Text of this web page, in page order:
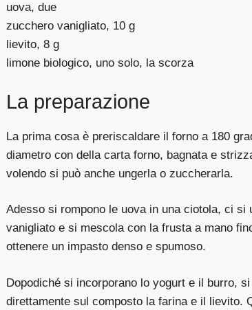
uova, due
zucchero vanigliato, 10 g
lievito, 8 g
limone biologico, uno solo, la scorza
La preparazione
La prima cosa è preriscaldare il forno a 180
diametro con della carta forno, bagnata e
volendo si può anche ungerla o zuccherarla.
Adesso si rompono le uova in una ciotola, ci
vanigliato e si mescola con la frusta a mano
ottenere un impasto denso e spumoso.
Dopodiché si incorporano lo yogurt e il burro,
direttamente sul composto la farina e il lievito.